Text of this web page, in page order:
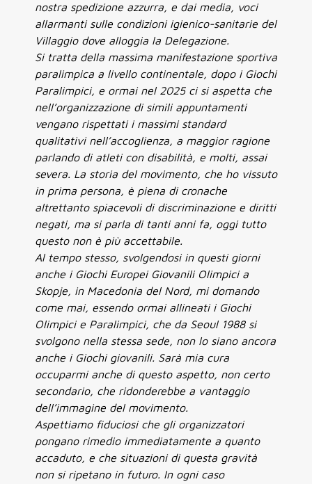
nostra spedizione azzurra, e dai media, voci
allarmanti sulle condizioni igienico-sanitarie del
Villaggio dove alloggia la Delegazione.
Si tratta della massima manifestazione sportiva
paralimpica a livello continentale, dopo i Giochi
Paralimpici, e ormai nel 2025 ci si aspetta che
nell’organizzazione di simili appuntamenti
vengano rispettati i massimi standard
qualitativi nell’accoglienza, a maggior ragione
parlando di atleti con disabilità, e molti, assai
severa. La storia del movimento, che ho vissuto
in prima persona, è piena di cronache
altrettanto spiacevoli di discriminazione e diritti
negati, ma si parla di tanti anni fa, oggi tutto
questo non è più accettabile.
Al tempo stesso, svolgendosi in questi giorni
anche i Giochi Europei Giovanili Olimpici a
Skopje, in Macedonia del Nord, mi domando
come mai, essendo ormai allineati i Giochi
Olimpici e Paralimpici, che da Seoul 1988 si
svolgono nella stessa sede, non lo siano ancora
anche i Giochi giovanili. Sarà mia cura
occuparmi anche di questo aspetto, non certo
secondario, che ridonderebbe a vantaggio
dell’immagine del movimento.
Aspettiamo fiduciosi che gli organizzatori
pongano rimedio immediatamente a quanto
accaduto, e che situazioni di questa gravità
non si ripetano in futuro. In ogni caso